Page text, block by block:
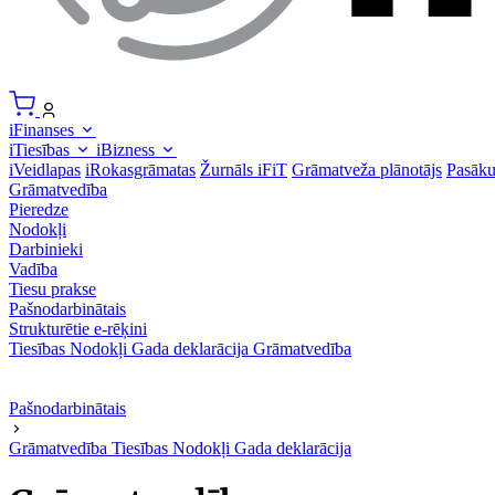
iFinanses
iTiesības
iBizness
iVeidlapas iRokasgrāmatas Žurnāls iFiT Grāmatveža plānotājs
Grāmatvedība
Pieredze
Nodokļi
Darbinieki
Vadība
Tiesu prakse
Pašnodarbinātais
Strukturētie e-rēķini
Tiesības Nodokļi Gada deklarācija Grāmatvedība
Pašnodarbinātais
Grāmatvedība Tiesības Nodokļi Gada deklarācija